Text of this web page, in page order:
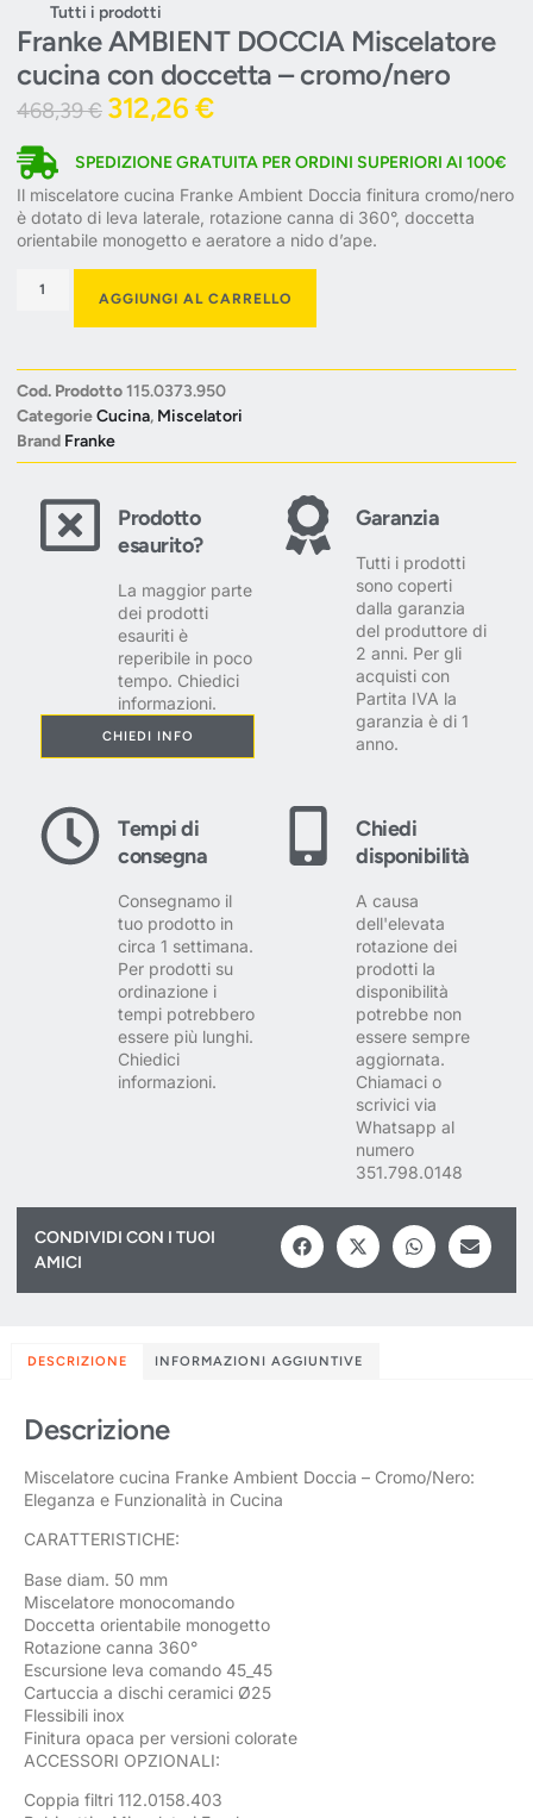
Tutti i prodotti
Franke AMBIENT DOCCIA Miscelatore
cucina con doccetta – cromo/nero
468,39€ 312,26 €
SPEDIZIONE GRATUITA PER ORDINI SUPERIORI AI 100€
Il miscelatore cucina Franke Ambient Doccia finitura cromo/nero
è dotato di leva laterale, rotazione canna di 360°, doccetta
orientabile monogetto e aeratore a nido d’ape.
AGGIUNGI AL CARRELLO
Cod. Prodotto115.0373.950
CategorieCucina, Miscelatori
Brand Franke
Prodotto
esaurito?
La maggior parte
dei prodotti
esauriti è
reperibile in poco
tempo. Chiedici
informazioni.
CHIEDI INFO
Garanzia
Tutti i prodotti
sono coperti
dalla garanzia
del produttore di
2 anni. Per gli
acquisti con
Partita IVA la
garanzia è di 1
anno.
Tempi di
consegna
Consegnamo il
tuo prodotto in
circa 1 settimana.
Per prodotti su
ordinazione i
tempi potrebbero
essere più lunghi.
Chiedici
informazioni.
Chiedi
disponibilità
A causa
dell'elevata
rotazione dei
prodotti la
disponibilità
potrebbe non
essere sempre
aggiornata.
Chiamaci o
scrivici via
Whatsapp al
numero
351.798.0148
CONDIVIDI CON I TUOI
AMICI
DESCRIZIONE INFORMAZIONI AGGIUNTIVE
Descrizione
Miscelatore cucina Franke Ambient Doccia – Cromo/Nero:
Eleganza e Funzionalità in Cucina
CARATTERISTICHE:
Base diam. 50 mm
Miscelatore monocomando
Doccetta orientabile monogetto
Rotazione canna 360°
Escursione leva comando 45_45
Cartuccia a dischi ceramici Ø25
Flessibili inox
Finitura opaca per versioni colorate
ACCESSORI OPZIONALI:
Coppia filtri 112.0158.403